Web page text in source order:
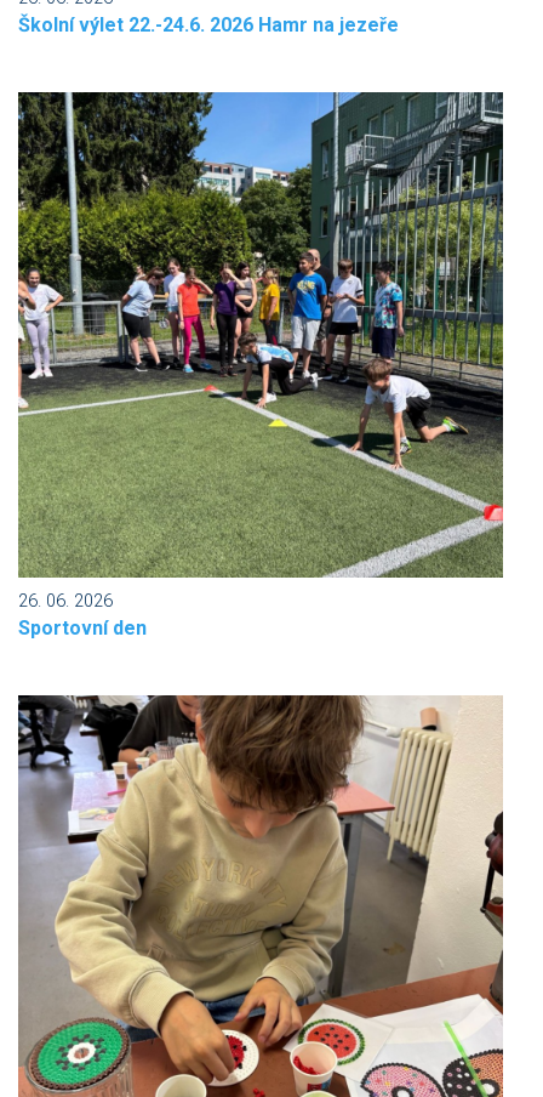
Školní výlet 22.-24.6. 2026 Hamr na jezeře
26. 06. 2026
Sportovní den